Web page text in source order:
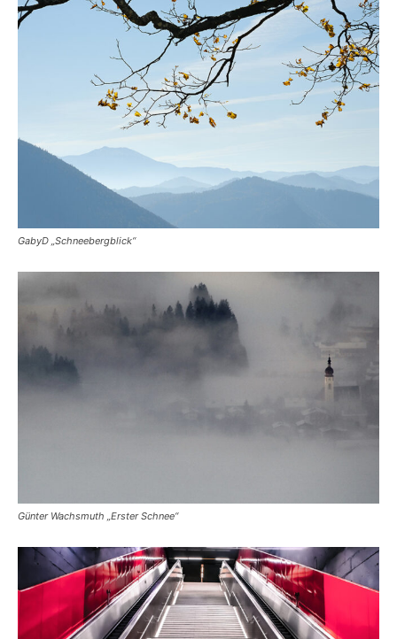
GabyD „Schneebergblick“
Günter Wachsmuth „Erster Schnee“